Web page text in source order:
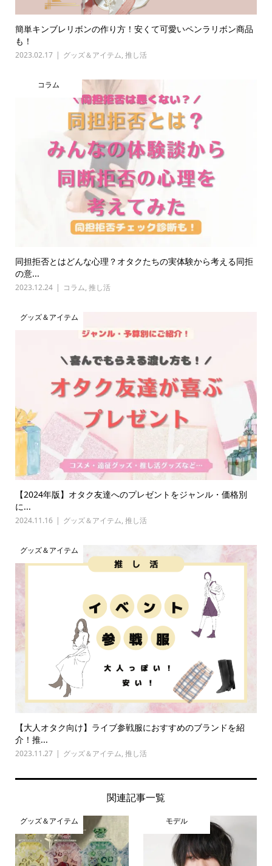
簡単キンブレリボンの作り方！安くて可愛いペンラリボン商品
も！
2023.02.17 グッズ＆アイテム, 推し活
コラム
同担拒否とはどんな心理？オタクたちの実体験から考える同拒
の意...
2023.12.24 コラム, 推し活
グッズ＆アイテム
【2024年版】オタク友達へのプレゼントをジャンル・価格別
に...
2024.11.16 グッズ＆アイテム, 推し活
グッズ＆アイテム
【大人オタク向け】ライブ参戦服におすすめのブランドを紹
介！推...
2023.11.27 グッズ＆アイテム, 推し活
関連記事一覧
グッズ＆アイテム モデル